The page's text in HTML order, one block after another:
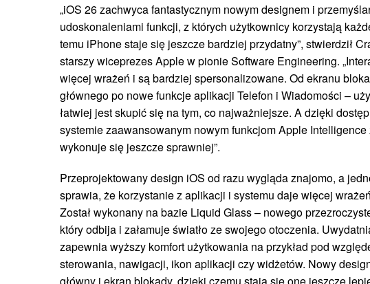
„iOS 26 zachwyca fantastycznym nowym designem i
udoskonaleniami funkcji, z których użytkownicy korzystają
temu iPhone staje się jeszcze bardziej przydatny”, stwierdził
starszy wiceprezes Apple w pionie Software Engineering.
więcej wrażeń i są bardziej spersonalizowane. Od ekranu
głównego po nowe funkcje aplikacji Telefon i Wiadomości –
łatwiej jest skupić się na tym, co najważniejsze. A dzięki
systemie zaawansowanym nowym funkcjom Apple
wykonuje się jeszcze sprawniej”.
Przeprojektowany design iOS od razu wygląda znajomo, a
sprawia, że korzystanie z aplikacji i systemu daje więcej
Został wykonany na bazie Liquid Glass – nowego
który odbija i załamuje światło ze swojego otoczenia.
zapewnia wyższy komfort użytkowania na przykład pod
sterowania, nawigacji, ikon aplikacji czy widżetów. Nowy